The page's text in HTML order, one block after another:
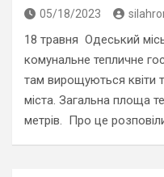
05/18/2023
18 травня Одеський
комунальне тепличне
там вирощуються квіти
міста. Загальна площа
метрів. Про це